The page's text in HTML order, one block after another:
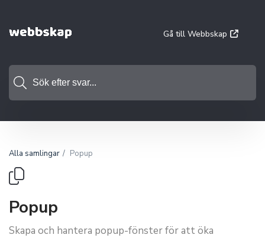
Gå till Webbskap
Alla samlingar Popup
Popup
Skapa och hantera popup-fönster för att öka